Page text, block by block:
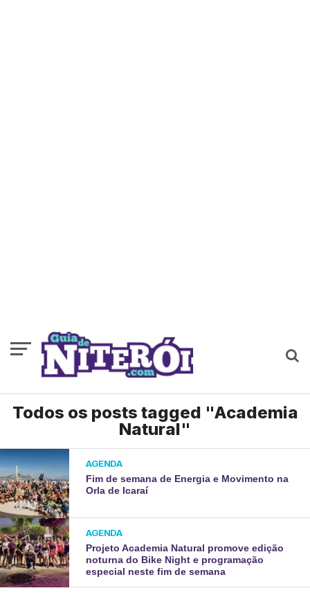
Todos os posts tagged "Academia
Natural"
AGENDA
Fim de semana de Energia e Movimento na
Orla de Icaraí
AGENDA
Projeto Academia Natural promove edição
noturna do Bike Night e programação
especial neste fim de semana